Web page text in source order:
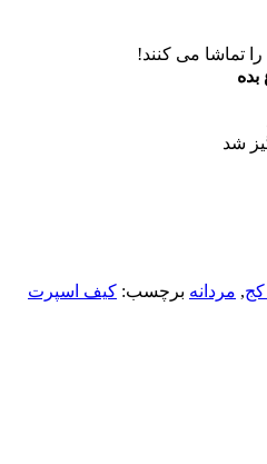
تماشا می کنند!
شد
, مردانه برچسب: کیف اسپرت